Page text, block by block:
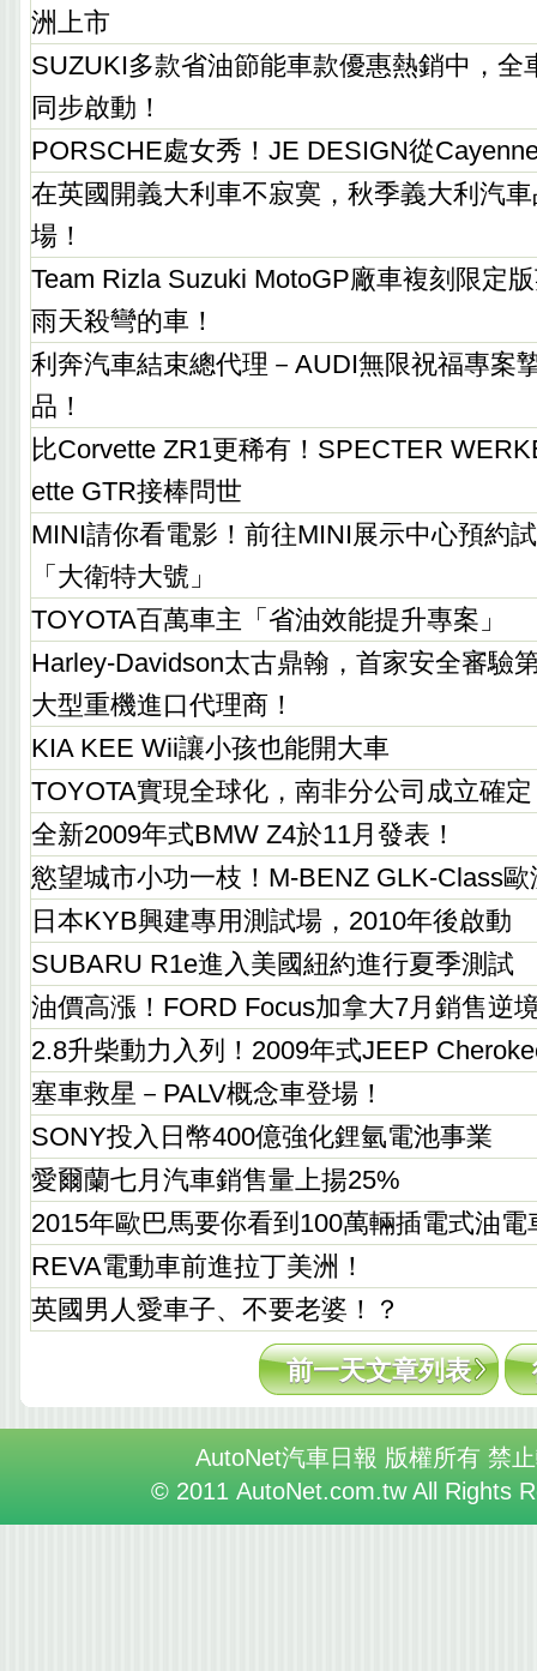
洲上市
SUZUKI多款省油節能車款優惠熱銷中，全
同步啟動！
PORSCHE處女秀！JE DESIGN從
在英國開義大利車不寂寞，秋季義大利汽
場！
Team Rizla Suzuki MotoGP廠車複刻限定
雨天殺彎的車！
利奔汽車結束總代理－AUDI無限祝福專案
品！
比Corvette ZR1更稀有！SPECTER
ette GTR接棒問世
MINI請你看電影！前往MINI展示中心預約
「大衛特大號」
TOYOTA百萬車主「省油效能提升專案」
Harley-Davidson太古鼎翰，首家安全審驗
大型重機進口代理商！
KIA KEE Wii讓小孩也能開大車
TOYOTA實現全球化，南非分公司成立確定
全新2009年式BMW Z4於11月發表！
慾望城市小功一枝！M-BENZ GLK-Class
日本KYB興建專用測試場，2010年後啟動
SUBARU R1e進入美國紐約進行夏季測試
油價高漲！FORD Focus加拿大7月銷售逆
2.8升柴動力入列！2009年式JEEP
塞車救星－PALV概念車登場！
SONY投入日幣400億強化鋰氫電池事業
愛爾蘭七月汽車銷售量上揚25%
2015年歐巴馬要你看到100萬輛插電式油電
REVA電動車前進拉丁美洲！
英國男人愛車子、不要老婆！？
前一天文章列表
AutoNet汽車日報 版權所有 禁
© 2011 AutoNet.com.tw All Rights